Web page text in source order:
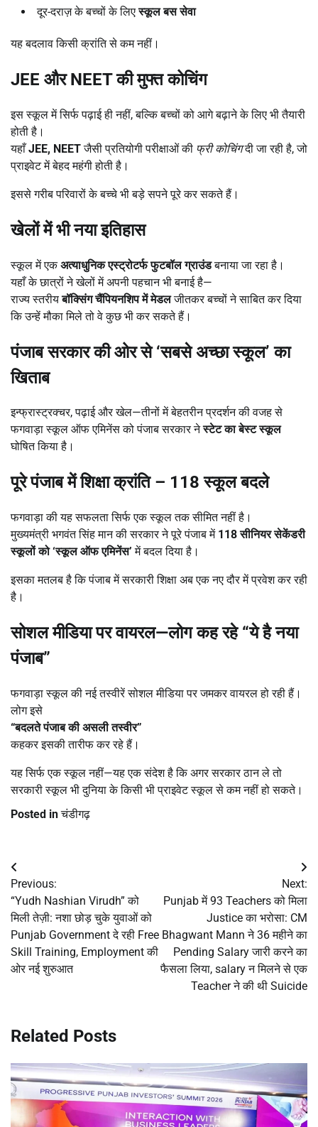
दूर-दराज़ के बच्चों के लिएस्कूल बस सेवा
यह बदलाव किसी क्रांति से कम नहीं।
JEE औरNEETकी मुफ्त कोचिंग
इस स्कूल में सिर्फ पढ़ाई ही नहीं, बल्कि बच्चों को आगे बढ़ाने के लिए भी तैयारी
होती है।
यहाँJEE, NEETजैसी प्रतियोगी परीक्षाओं की फ्री कोचिंगदी जा रही है, जो
प्राइवेट में बेहद महंगी होती है।
इससे गरीब परिवारों के बच्चे भी बड़े सपने पूरे कर सकते हैं।
खेलों में भी नया इतिहास
स्कूल में एकअत्याधुनिक एस्ट्रोटर्फ फुटबॉल ग्राउंडबनाया जा रहा है।
यहाँ के छात्रों ने खेलों में अपनी पहचान भी बनाई है—
राज्य स्तरीयबॉक्सिंग चैंपियनशिप में मेडलजीतकर बच्चों ने साबित कर दिया
कि उन्हें मौका मिले तो वे कुछ भी कर सकते हैं।
पंजाब सरकार की ओर से‘सबसे अच्छा स्कूल’का
खिताब
इन्फ्रास्ट्रक्चर, पढ़ाई और खेल—तीनों में बेहतरीन प्रदर्शन की वजह से
फगवाड़ा स्कूल ऑफ एमिनेंस को पंजाब सरकार नेस्टेट का बेस्ट स्कूल
घोषित किया है।
पूरे पंजाब में शिक्षा क्रांति – 118स्कूल बदले
फगवाड़ा की यह सफलता सिर्फ एक स्कूल तक सीमित नहीं है।
मुख्यमंत्री भगवंत सिंह मान की सरकार ने पूरे पंजाब में 118सीनियर सेकेंडरी
स्कूलों को‘स्कूल ऑफ एमिनेंस’ में बदल दिया है।
इसका मतलब है कि पंजाब में सरकारी शिक्षा अब एक नए दौर में प्रवेश कर रही
है।
सोशल मीडिया पर वायरल—लोग कह रहे “ये है नया
पंजाब”
फगवाड़ा स्कूल की नई तस्वीरें सोशल मीडिया पर जमकर वायरल हो रही हैं।
लोग इसे
“बदलते पंजाब की असली तस्वीर”
कहकर इसकी तारीफ कर रहे हैं।
यह सिर्फ एक स्कूल नहीं—यह एक संदेश है कि अगर सरकार ठान ले तो
सरकारी स्कूल भी दुनिया के किसी भी प्राइवेट स्कूल से कम नहीं हो सकते।
Posted inचंडीगढ़
Post
navigation
Previous:
“Yudh Nashian Virudh” को
मिली तेज़ी: नशा छोड़ चुके युवाओं को
Punjab Government दे रही Free
Skill Training, Employment की
ओर नई शुरुआत
Next:
Punjab में 93 Teachers को मिला
Justice का भरोसा: CM
Bhagwant Mann ने 36 महीने का
Pending Salary जारी करने का
फैसला लिया, salary न मिलने से एक
Teacher ने की थी Suicide
Related Posts